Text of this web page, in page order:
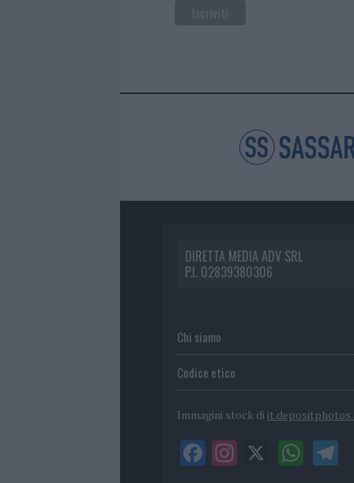
DIRETTA MEDIA ADV SRL
P.I. 02839380306
Chi siamo
Codice etico
Immagini stock di